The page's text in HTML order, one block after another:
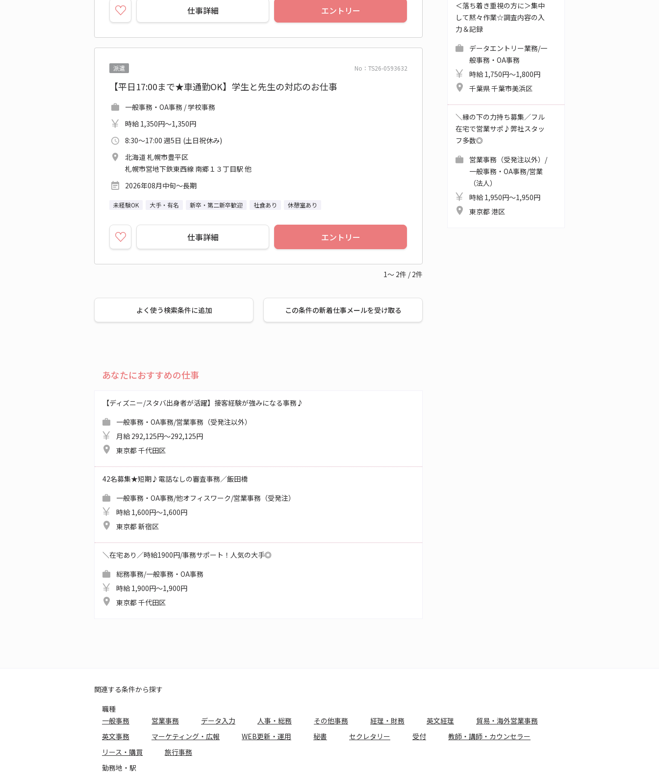
仕事詳細 エントリー
No：TS26-0593632
派遣
【平日17:00まで★車通勤OK】学生と先生の対応のお仕事
一般事務・OA事務 / 学校事務
時給 1,350円～1,350円
8:30～17:00 週5日 (土日祝休み)
北海道 札幌市豊平区
札幌市営地下鉄東西線 南郷１３丁目駅 他
2026年08月中旬～長期
未経験OK 大手・有名 新卒・第二新卒歓迎 社食あり 休憩室あり
仕事詳細 エントリー
1～ 2件 / 2件
よく使う検索条件に追加 この条件の新着仕事メールを受け取る
あなたにおすすめの仕事
【ディズニー/スタバ出身者が活躍】接客経験が強みになる事務♪
一般事務・OA事務/営業事務（受発注以外）
月給 292,125円～292,125円
東京都 千代田区
42名募集★短期♪電話なしの審査事務／飯田橋
一般事務・OA事務/他オフィスワーク/営業事務（受発注）
時給 1,600円～1,600円
東京都 新宿区
＼在宅あり／時給1900円/事務サポート！人気の大手◎
総務事務/一般事務・OA事務
時給 1,900円～1,900円
東京都 千代田区
＜落ち着き重視の方に＞集中
して黙々作業☆調査内容の入
力＆記録
データエントリー業務/一
般事務・OA事務
時給 1,750円～1,800円
千葉県 千葉市美浜区
＼縁の下の力持ち募集／フル
在宅で営業サポ♪弊社スタッ
フ多数◎
営業事務（受発注以外）/
一般事務・OA事務/営業
（法人）
時給 1,950円～1,950円
東京都 港区
関連する条件から探す
職種
一般事務
営業事務 データ入力 人事・総務 その他事務 経理・財務 英文経理
貿易・海外営業事務
英文事務
マーケティング・広報 WEB更新・運用 秘書 セクレタリー 受付
教師・講師・カウンセラー
リース・購買
旅行事務
勤務地・駅